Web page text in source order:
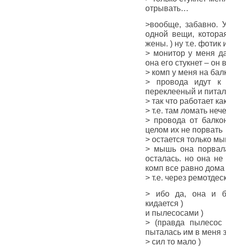
отрывать…
>вообще, забавно.
одной вещи,
жены. ) ну т.е. фотик
> монитор у меня
она его стукнет – он
> комп у меня на
> провода идут
переклееный и
> так что работает
> т.е. там ломать
> провода от
целом их не порвать
> остается только
> мышь она
осталась. но она
комп все равно
> т.е. через
> ибо да, она и
кидается )
и пылесосами )
> (правда
пыталась им в меня
> сил то мало )